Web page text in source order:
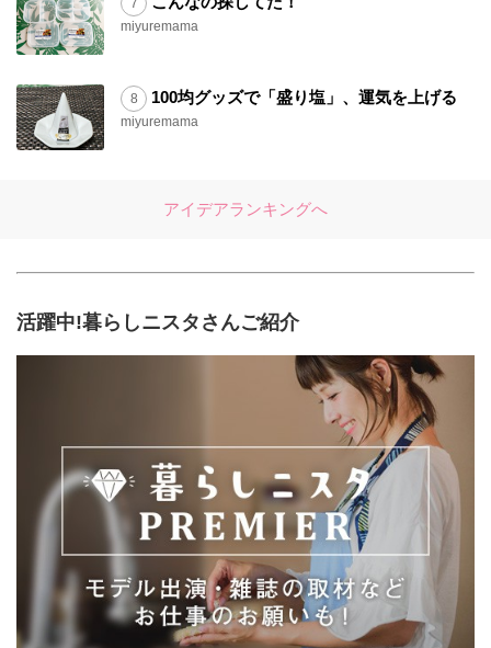
miyuremama
100均グッズで「盛り塩」、運気を上げる
miyuremama
アイデアランキングへ
活躍中!暮らしニスタさんご紹介